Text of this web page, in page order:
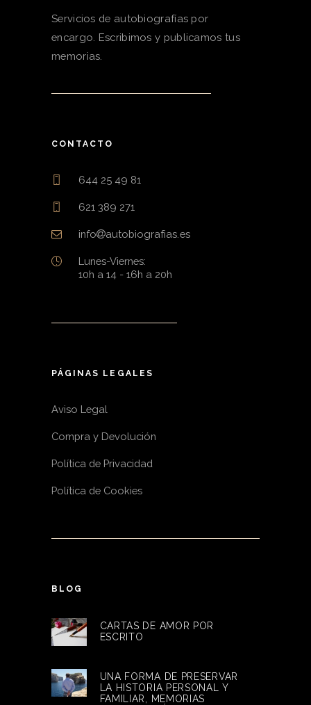
Servicios de autobiografías por
encargo. Escribimos y publicamos tus
memorias.
CONTACTO
644 25 49 81
621 389 271
info autobiografias.es
Lunes-Viernes:
10h a 14 - 16h a 20h
PÁGINAS LEGALES
Aviso Legal
Compra y Devolución
Política de Privacidad
Política de Cookies
BLOG
CARTAS DE AMOR POR
ESCRITO
UNA FORMA DE PRESERVAR
LA HISTORIA PERSONAL Y
FAMILIAR, MEMORIAS